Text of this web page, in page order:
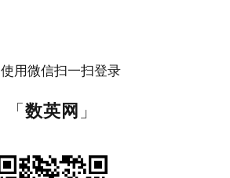
使用微信扫一扫登录
「数英网 」